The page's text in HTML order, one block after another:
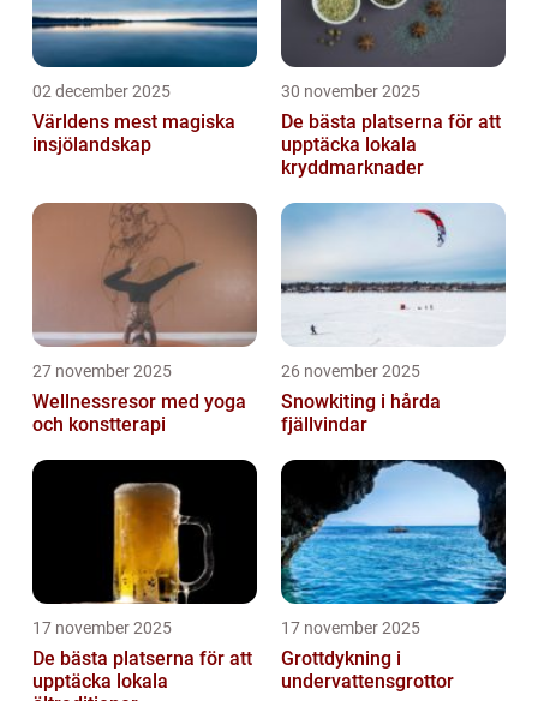
02 december 2025
Världens mest magiska
insjölandskap
30 november 2025
De bästa platserna för att
upptäcka lokala
kryddmarknader
27 november 2025
Wellnessresor med yoga
och konstterapi
26 november 2025
Snowkiting i hårda
fjällvindar
17 november 2025
De bästa platserna för att
upptäcka lokala
17 november 2025
Grottdykning i
undervattensgrottor